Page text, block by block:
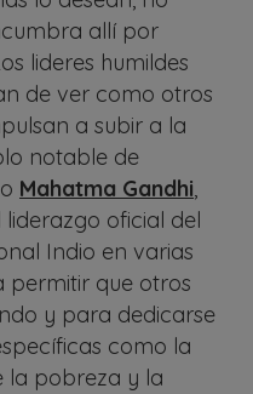
allí por
lideres humildes
de ver como otros
a subir a la
notable de
Mahatma Gandhi,
oficial del
Indio en varias
permitir que otros
y para dedicarse
como la
la pobreza y la